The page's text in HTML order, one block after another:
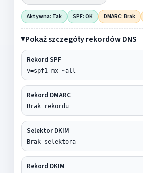
Aktywna: Tak SPF: OK DMARC: Brak
Pokaż szczegóły rekordów DNS
Rekord SPF
v=spf1 mx ~all
Rekord DMARC
Brak rekordu
Selektor DKIM
Brak selektora
Rekord DKIM